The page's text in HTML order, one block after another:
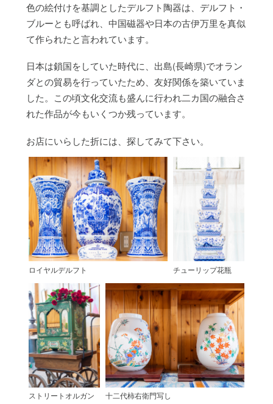
色の絵付けを基調としたデルフト陶器は、デルフト・
ブルーとも呼ばれ、中国磁器や日本の古伊万里を真似
て作られたと言われています。
日本は鎖国をしていた時代に、出島(長崎県)でオラン
ダとの貿易を行っていたため、友好関係を築いていま
した。この頃文化交流も盛んに行われ二カ国の融合さ
れた作品が今もいくつか残っています。
お店にいらした折には、探してみて下さい。
ロイヤルデルフト チューリップ花瓶
ストリートオルガン 十二代柿右衛門写し